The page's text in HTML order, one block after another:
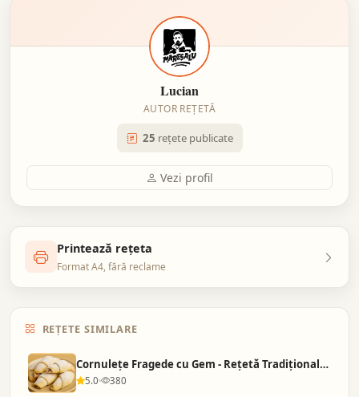
Lucian
AUTOR REȚETĂ
25 rețete publicate
Vezi profil
Printează rețeta
Format A4, fără reclame
REȚETE SIMILARE
Cornulețe Fragede cu Gem - Rețetă Tradițională d…
5.0 380